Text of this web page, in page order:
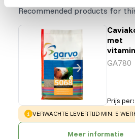
Recommended products for
met
GA780
Prijs per:
WARNING:
VERWACHTE LEVERTIJD MIN. 5
Meer informatie